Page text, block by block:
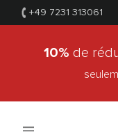
+49 7231 313061
10% de